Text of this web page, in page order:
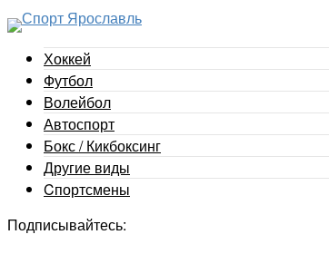
Хоккей
Футбол
Волейбол
Автоспорт
Бокс / Кикбоксинг
Другие виды
Cпортсмены
Подписывайтесь: